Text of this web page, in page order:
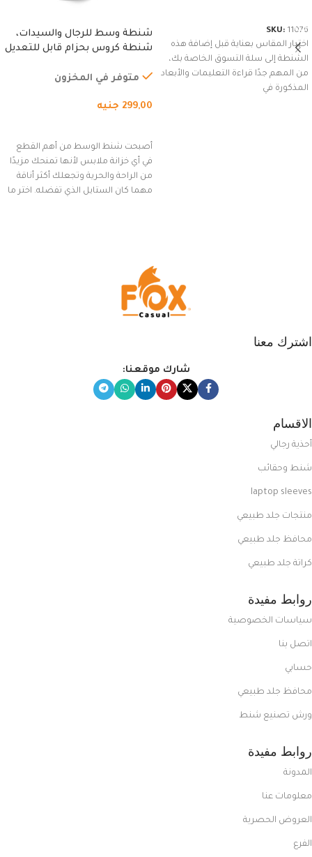
SKU: 11076
اختيار المقاس بعناية قبل إضافة هذه
الشنطة إلى سلة التسوق الخاصة بك،
من المهم جدًا قراءة التعليمات والأبعاد
المذكورة في
شنطة وسط للرجال والسيدات،
شنطة كروس بحزام قابل للتعديل
السفر، الجري العادي، المشي
(رمادي)
متوفر في المخزون
299,00 جنيه
أصبحت شنط الوسط من أهم القطع
في أي خزانة ملابس لأنها تمنحك مزيدًا
من الراحة والحرية وتجعلك أكثر أناقة
مهما كان الستايل الذي تفضله. اختر ما
اشترك معنا
شارك موقعنا:
الاقسام
أحذية رجالي
شنط وحقائب
laptop sleeves
منتجات جلد طبيعي
محافظ جلد طبيعي
كراتة جلد طبيعي
روابط مفيدة
سياسات الخصوصية
اتصل بنا
حسابي
محافظ جلد طبيعي
ورش تصنيع شنط
روابط مفيدة
المدونة
معلومات عنا
العروض الحصرية
الفرع